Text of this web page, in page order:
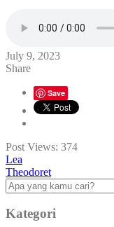
July 9, 2023
Share
Save
Post Views: 374
Lea
Theodoret
Kategori